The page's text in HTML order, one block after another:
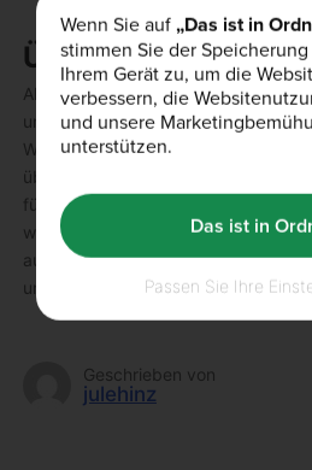
ÜBER DEN AUTOR
Alex Genzel hat eine Leidenschaft
und war schon in jungen Jahren in
Wettkampfsportarten tätig. Er
über Sporternährung und Training,
für Bodybuilding und möchte
werden. Neben dem Schreiben für
auch einen eigenenBlog, wo er
und Ratschläge zu Ergänzungen
Geschrieben von
julehinz
Wenn Sie auf „Das ist in
stimmen Sie der
Ihrem Gerät zu, um die
verbessern, die
und unsere
unterstützen.
Passen Sie Ihre
Das ist in